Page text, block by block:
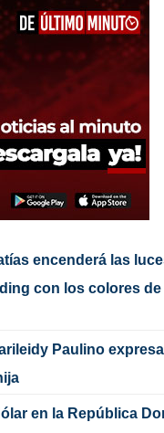
encenderá las
con los colores
Paulino
en la República